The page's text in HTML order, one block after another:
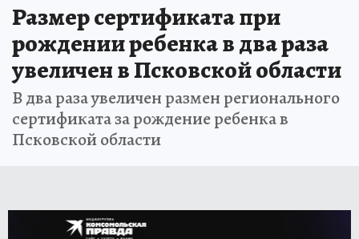
Размер сертификата при
рождении ребенка в два раза
увеличен в Псковской области
В два раза увеличен размен регионального
сертификата за рождение ребенка в
Псковской области